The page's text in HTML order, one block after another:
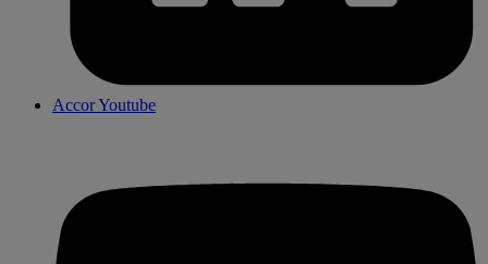
Accor Youtube